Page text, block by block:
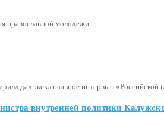
православной молодежи
дал эксклюзивное интервью «Российской
внутренней политики